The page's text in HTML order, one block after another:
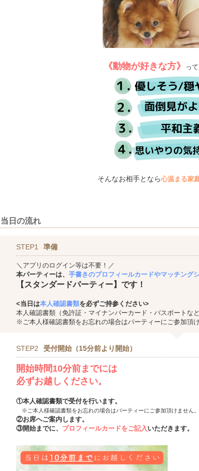
《動物が好きな方》 っ
そんなお相手となら心温まる家
当日の流れ
STEP1 準備
＼アプリのログイン等は不要！／
本パーティーは、 手書きのプロフィールカードやマッチング
【スタンダードパーティー】です！
<当日は本人確認書類を必ずご持参ください>
本人確認書類（免許証・マイナンバーカード・パスポートな
※ご本人様確認書類をお忘れの場合はパーティーにご参加頂け
STEP2 受付開始（15分前より開始）
開始時間10分前までには
必ずお越しください。
①本人確認書類で受付を行います。
※ご本人様確認書類をお忘れの場合はパーティーにご参加頂けません。
②お席へご案内します。
③開始までに、 プロフィールカードをご記入いただきます。